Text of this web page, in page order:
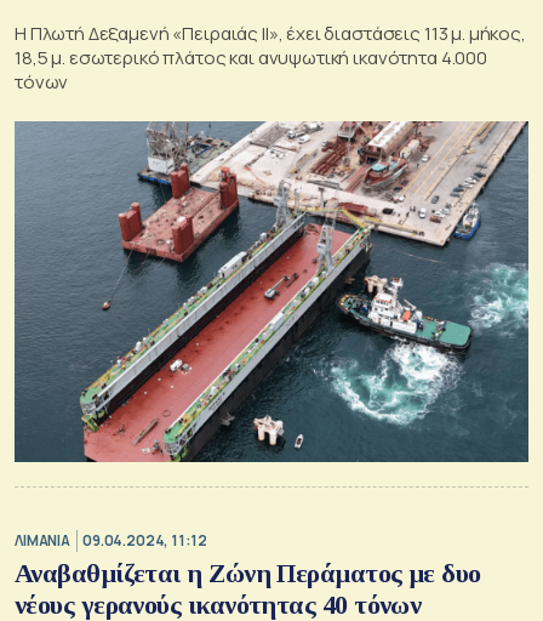
Η Πλωτή Δεξαμενή «Πειραιάς ΙΙ», έχει διαστάσεις 113 μ. μήκος,
18,5 μ. εσωτερικό πλάτος και ανυψωτική ικανότητα 4.000
τόνων
ΛΙΜΑΝΙΑ 09.04.2024, 11:12
Αναβαθμίζεται η Ζώνη Περάματος με δυο
νέους γερανούς ικανότητας 40 τόνων